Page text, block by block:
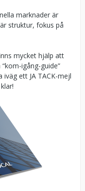
marknader är
struktur, fokus på
mycket hjälp att
igång-guide”
iväg ett JA TACK-mejl